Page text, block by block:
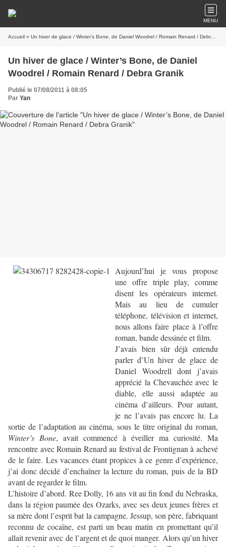
MENU
Accueil » Un hiver de glace / Winter’s Bone, de Daniel Woodrel / Romain Renard / Debra Granik
Un hiver de glace / Winter’s Bone, de Daniel
Woodrel / Romain Renard / Debra Granik
Publié le 07/08/2011 à 08:05
Par Yan
Aujourd’hui je vous propose
une offre triple play, comme
disent les opérateurs internet.
Mais au lieu de cumuler
téléphone, télévision et internet,
nous allons faire place à l’offre
roman, bande dessinée et film.
J’avais bien sûr déjà entendu
parler d’Un hiver de glace de
Daniel Woodrell dont j’avais
apprécié la Chevauchée avec le
diable, elle aussi adaptée au
cinéma d’ailleurs. Pour autant,
je ne l’avais pas encore lu. La
sortie de l’adaptation au cinéma, sous le titre original du roman,
Winter’s Bone, avait commencé à éveiller ma curiosité. Ma
rencontre avec Romain Renard au festival de Frontignan à achevé
de le faire. Les vacances étant propices à ce genre d’expérience,
j’ai donc décidé d’enchaîner la lecture du roman, puis de la BD
avant de regarder le film.
L’histoire d’abord. Ree Dolly, 16 ans vit au fin fond du Nebraska,
dans la région paumée des Ozarks, avec ses deux jeunes frères et
sa mère dont l’esprit bat la campagne. Jessup, son père, fabriquant
reconnu de cocaïne, est parti un beau matin en promettant qu’il
allait revenir avec de l’argent et de quoi manger. Alors qu’un hiver